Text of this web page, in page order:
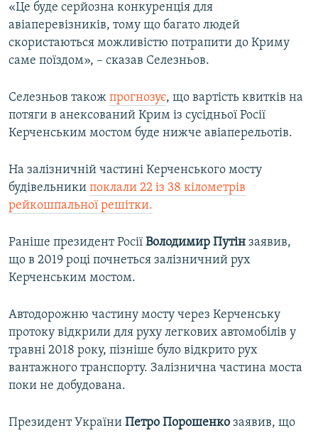
«Це буде серйозна конкуренція для
авіаперевізників, тому що багато людей
скористаються можливістю потрапити до Криму
саме поїздом», – сказав Селезньов.
Селезньов також прогнозує, що вартість квитків на
потяги в анексований Крим із сусідньої Росії
Керченським мостом буде нижче авіаперельотів.
На залізничній частині Керченського мосту
будівельники поклали 22 із 38 кілометрів
рейкошпальної решітки.
Раніше президент Росії Володимир Путін заявив,
що в 2019 році почнеться залізничний рух
Керченським мостом.
Автодорожню частину мосту через Керченську
протоку відкрили для руху легкових автомобілів у
травні 2018 року, пізніше було відкрито рух
вантажного транспорту. Залізнична частина моста
поки не добудована.
Президент України Петро Порошенко заявив, що